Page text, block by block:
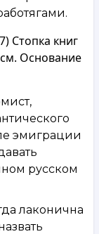
Стопка книг
Основание
эмиграции
русском
лаконична